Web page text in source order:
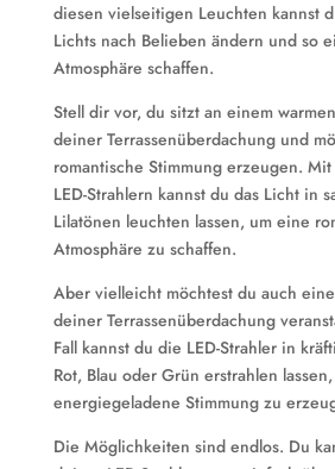
diesen vielseitigen Leuchten kannst
Lichts nach Belieben ändern und so
Atmosphäre schaffen.
Stell dir vor, du sitzt an einem
deiner Terrassenüberdachung und
romantische Stimmung erzeugen.
LED-Strahlern kannst du das Licht in
Lilatönen leuchten lassen, um eine
Atmosphäre zu schaffen.
Aber vielleicht möchtest du auch
deiner Terrassenüberdachung
Fall kannst du die LED-Strahler in
Rot, Blau oder Grün erstrahlen
energiegeladene Stimmung zu
Die Möglichkeiten sind endlos. Du